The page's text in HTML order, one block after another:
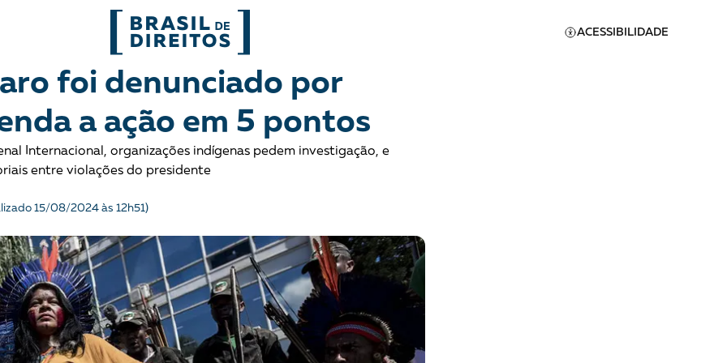
ACESSIBILIDADE
Migrações
Mobilização e articulação
Mulheres
Políticas Públicas
Povos indígenas
Terra
Entrevista
Notícias
Opinião
Para entender
foi denunciado por
a ação em 5 pontos
Internacional, organizações indígenas pedem investigação, e
entre violações do presidente
15/08/2024 às 12h51)